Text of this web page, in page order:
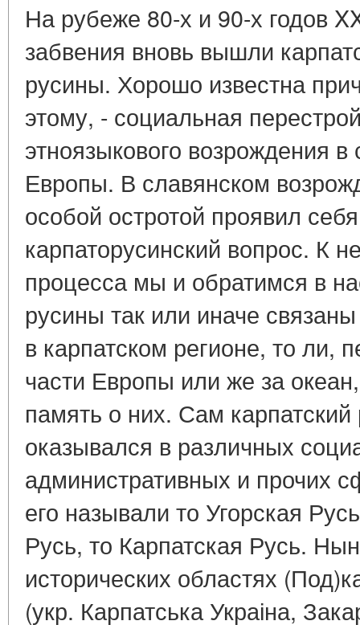
На рубеже 80-х и 90-х годов
забвения вновь вышли
русины. Хорошо известна
этому, - социальная
этноязыкового возрождения в
Европы. В славянском
особой остротой проявил
карпаторусинский вопрос. К
процесса мы и обратимся в
русины так или иначе
в карпатском регионе, то ли,
части Европы или же за
память о них. Сам карпатский
оказывался в различных
административных и прочих
его называли то Угорская
Русь, то Карпатская Русь.
исторических областях
(укр. Карпатська Украіна,